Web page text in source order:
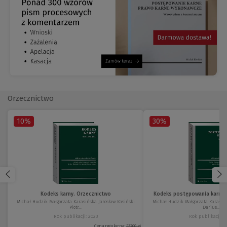
Orzecznictwo
10%
Kodeks karny. Orzecznictwo
Michał Hudzik Małgorzata Karasińska Jarosław Kasiński
Piotr...
Rok publikacji: 2023
30%
Kodeks postępowania
Michał Hudzik Małgorzata
Darius...
Rok publikacji: